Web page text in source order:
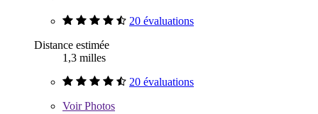
20 évaluations
Distance estimée
1,3 milles
20 évaluations
VoirPhotos